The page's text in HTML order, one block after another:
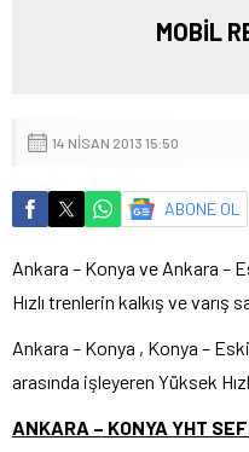
MOBİL
14 NISAN 2013 15:50
ABONE OL
Ankara – Konya ve Ankara –
Hızlı trenlerin kalkış ve varış
Ankara – Konya , Konya –
arasında işleyeren Yüksek
ANKARA – KONYA YHT